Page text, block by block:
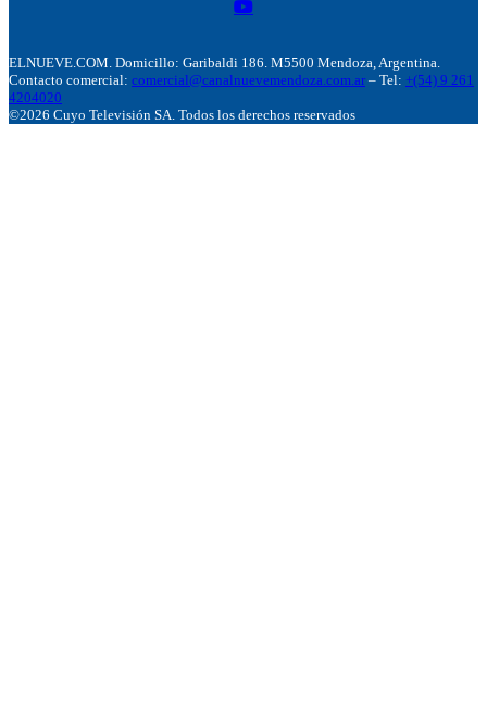
ELNUEVE.COM. Domicillo: Garibaldi 186. M5500 Mendoza, Argentina.
Contacto comercial: comercial@canalnuevemendoza.com.ar – Tel: +(54) 9 261
4204020
©2026 Cuyo Televisión SA. Todos los derechos reservados